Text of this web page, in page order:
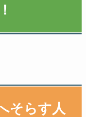
そらす人